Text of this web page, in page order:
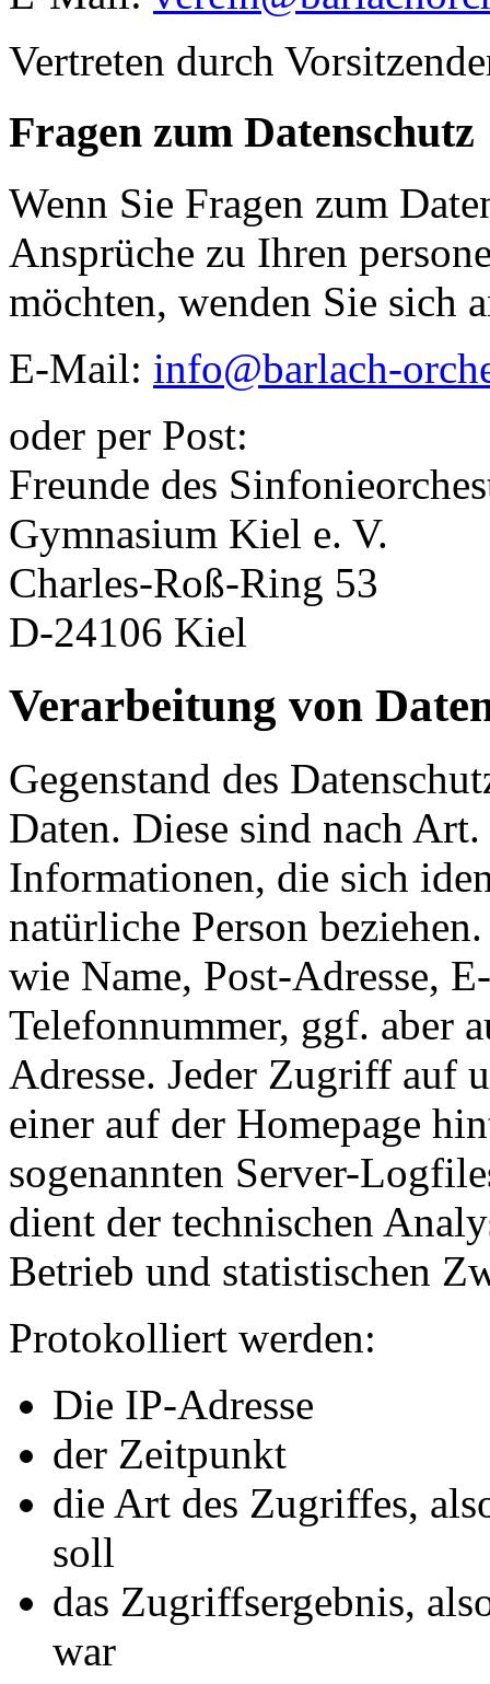
Vertreten durch
Fragen zum Datenschutz
Wenn Sie Fragen zum
Ansprüche zu Ihren
möchten, wenden Sie sich
E-Mail: info@barlach-
oder per Post:
Freunde des
Gymnasium Kiel e. V.
Charles-Roß-Ring 53
D-24106 Kiel
Verarbeitung von
Gegenstand des
Daten. Diese sind nach
Informationen, die sich
natürliche Person
wie Name, Post-Adresse,
Telefonnummer, ggf. aber
Adresse. Jeder Zugriff auf
einer auf der Homepage
sogenannten Server-
dient der technischen
Betrieb und statistischen
Protokolliert werden:
Die IP-Adresse
der Zeitpunkt
die Art des Zugriffes,
soll
das Zugriffsergebnis,
war